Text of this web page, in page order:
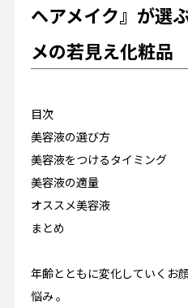
ヘアメイク』が選
メの若見え化粧品
目次
美容液の選び方
美容液をつけるタイミング
美容液の適量
オススメ美容液
まとめ
年齢とともに変化していくお
悩み 。